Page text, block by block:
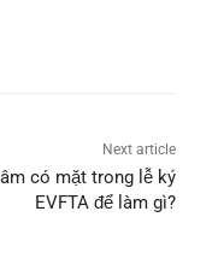
Next article
có mặt trong lễ ký
EVFTA để làm gì?